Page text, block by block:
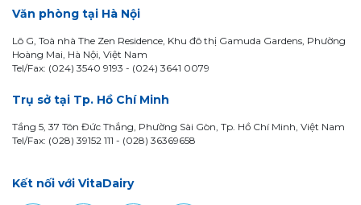
Văn phòng tại Hà Nội
Lô G, Toà nhà The Zen Residence, Khu đô thị Gamuda Gardens, Phường
Hoàng Mai, Hà Nội, Việt Nam
Tel/Fax: (024) 3540 9193 - (024) 3641 0079
Trụ sở tại Tp. Hồ Chí Minh
Tầng 5, 37 Tôn Đức Thắng, Phường Sài Gòn, Tp. Hồ Chí Minh, Việt Nam
Tel/Fax: (028) 39152 111 - (028) 36369658
Kết nối với VitaDairy